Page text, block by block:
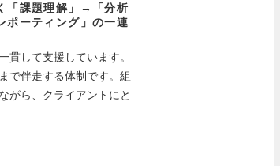
「課題理解」→「分析
ーティング」の一連
貫して支援しています。
で伴走する体制です。組
がら、クライアントにと